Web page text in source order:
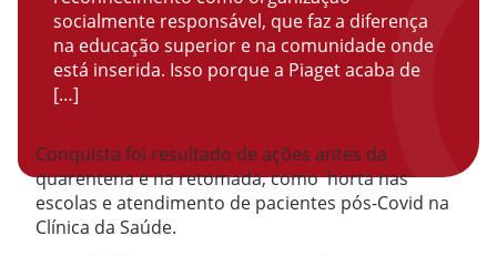
socialmente responsável, que faz a diferença
na educação superior e na comunidade onde
está inserida. Isso porque a Piaget acaba de
[…]
Conquista foi resultado de ações antes da
quarentena e na retomada, como horta nas
escolas e atendimento de pacientes pós-Covid na
Clínica da Saúde.